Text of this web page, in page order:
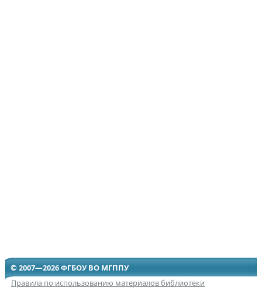
© 2007—2026 ФГБОУ ВО МГППУ
Правила по использованию материалов библиотеки